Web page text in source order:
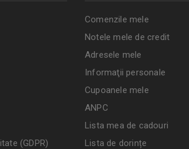
(GDPR)
Comenzile mele
Notele mele de credit
Adresele mele
Informaţii personale
Cupoanele mele
ANPC
Lista mea de cadouri
Lista de dorințe